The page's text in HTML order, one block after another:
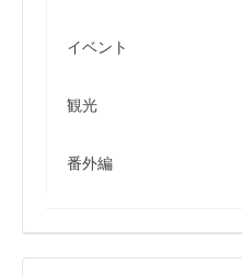
イベント
観光
番外編